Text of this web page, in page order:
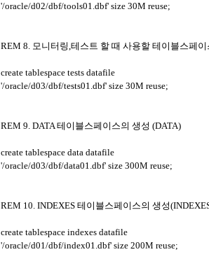
'/oracle/d02/dbf/tools01.dbf' size 30M reuse;
REM 8. 모니터링,테스트 할 때 사용할 테이블스페이
create tablespace tests datafile
'/oracle/d03/dbf/tests01.dbf' size 30M reuse;
REM 9. DATA 테이블스페이스의 생성 (DATA)
create tablespace data datafile
'/oracle/d03/dbf/data01.dbf' size 300M reuse;
REM 10. INDEXES 테이블스페이스의 생성
create tablespace indexes datafile
'/oracle/d01/dbf/index01.dbf' size 200M reuse;